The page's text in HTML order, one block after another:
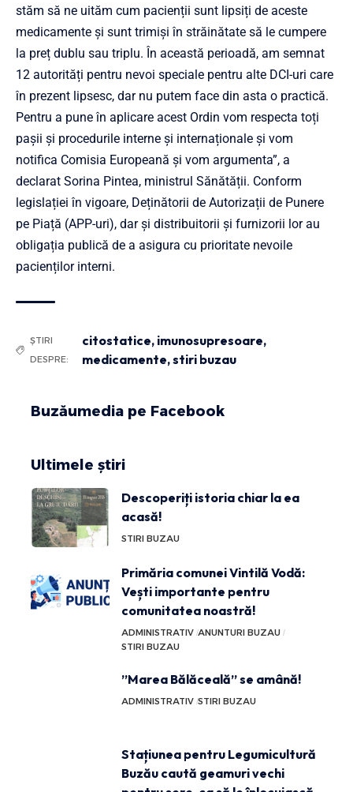
stăm să ne uităm cum pacienții sunt lipsiți de aceste
medicamente și sunt trimiși în străinătate să le cumpere
la preț dublu sau triplu. În această perioadă, am semnat
12 autorități pentru nevoi speciale pentru alte DCI-uri care
în prezent lipsesc, dar nu putem face din asta o practică.
Pentru a pune în aplicare acest Ordin vom respecta toți
pașii și procedurile interne și internaționale și vom
notifica Comisia Europeană și vom argumenta”, a
declarat Sorina Pintea, ministrul Sănătății. Conform
legislației în vigoare, Deținătorii de Autorizații de Punere
pe Piață (APP-uri), dar și distribuitorii și furnizorii lor au
obligația publică de a asigura cu prioritate nevoile
pacienților interni.
ȘTIRI
DESPRE:
citostatice, imunosupresoare,
medicamente,stiri buzau
Buzăumedia pe Facebook
Ultimele știri
Descoperiți istoria chiar la ea
acasă!
STIRI BUZAU
Primăria comunei Vintilă Vodă:
Vești importante pentru
comunitatea noastră!
ADMINISTRATIV ANUNTURI BUZAU
STIRI BUZAU
”Marea Bălăceală” se amână!
ADMINISTRATIV STIRI BUZAU
Stațiunea pentru Legumicultură
Buzău caută geamuri vechi